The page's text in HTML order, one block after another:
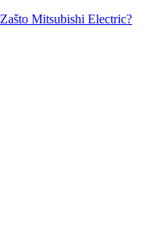
Zašto Mitsubishi Electric?